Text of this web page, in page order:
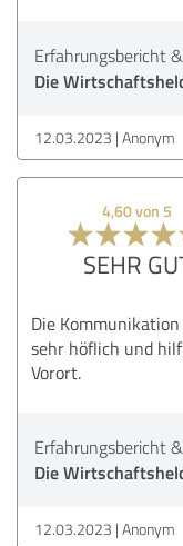
Erfahrungsbericht
Die
12.03.2023 Anonym
4,60 von 5
SEHR
Die
sehr höflich und
Vorort.
Erfahrungsbericht
Die
12.03.2023 Anonym